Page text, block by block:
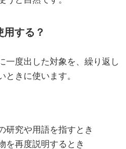
用する？
一度出した対象を、繰り返し
ときに使います。
研究や用語を指すとき
を再度説明するとき